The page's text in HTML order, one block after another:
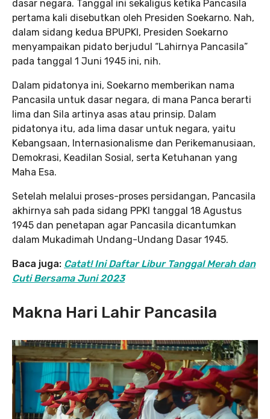
dasar negara. Tanggal ini sekaligus ketika Pancasila
pertama kali disebutkan oleh Presiden Soekarno. Nah,
dalam sidang kedua BPUPKI, Presiden Soekarno
menyampaikan pidato berjudul “Lahirnya Pancasila”
pada tanggal 1 Juni 1945 ini, nih.
Dalam pidatonya ini, Soekarno memberikan nama
Pancasila untuk dasar negara, di mana Panca berarti
lima dan Sila artinya asas atau prinsip. Dalam
pidatonya itu, ada lima dasar untuk negara, yaitu
Kebangsaan, Internasionalisme dan Perikemanusiaan,
Demokrasi, Keadilan Sosial, serta Ketuhanan yang
Maha Esa.
Setelah melalui proses-proses persidangan, Pancasila
akhirnya sah pada sidang PPKI tanggal 18 Agustus
1945 dan penetapan agar Pancasila dicantumkan
dalam Mukadimah Undang-Undang Dasar 1945.
Baca juga: Catat! Ini Daftar Libur Tanggal Merah dan
Cuti Bersama Juni 2023
Makna Hari Lahir Pancasila